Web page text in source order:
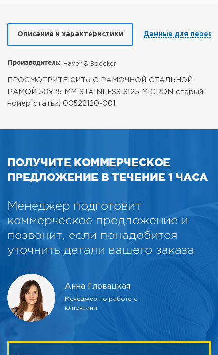
Описание и характеристики Данные для
Производитель: Haver & Boecker
ПРОСМОТРИТЕ СИТо С РАМОЧНОЙ СТАЛЬНОЙ
РАМОЙ 50x25 MM STAINLESS S125 MICRON старый
номер статьи: 00522120-001
ПОЛУЧИТЕ КОММЕРЧЕСКОЕ
ПРЕДЛОЖЕНИЕ В ТЕЧЕНИЕ 1 ЧАСА
Менеджер подготовит
коммерческое предложение и
позвонит, если понадобится
уточнить детали вашего заказа
Анна Гловацкая
Менеджер по работе с
клиентами